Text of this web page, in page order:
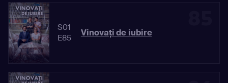
S01
E85
Vinovaţi de iubire